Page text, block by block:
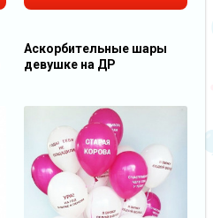
Аскорбительные шары
девушке на ДР